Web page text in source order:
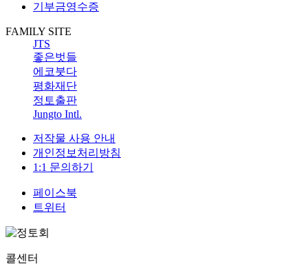
기부금영수증
FAMILY SITE
JTS
좋은벗들
에코붓다
평화재단
정토출판
Jungto Intl.
저작물 사용 안내
개인정보처리방침
1:1 문의하기
페이스북
트위터
콜센터